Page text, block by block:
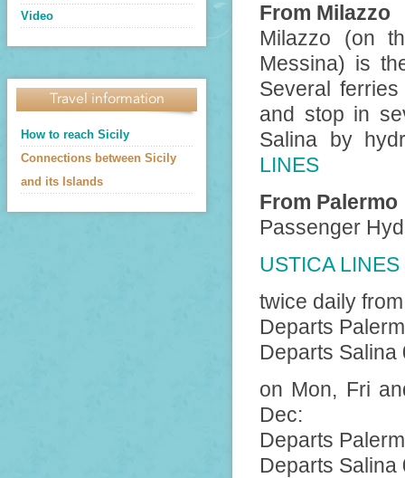
Video
Travel information
How to reach Sicily
Connections between Sicily
and its Islands
From Milazzo
Milazzo (on
Messina) is
Several
and stop in
Salina by
LINES
From Palermo
Passenger
USTICA LINES
twice daily
Departs
Departs Salina
on Mon, Fri
Dec:
Departs
Departs Salina